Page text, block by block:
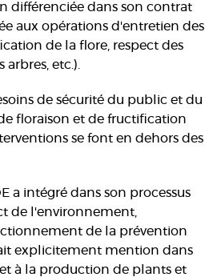
différenciée dans son contrat
aux opérations d'entretien des
de la flore, respect des
etc.).
de sécurité du public et du
floraison et de fructification
se font en dehors des
a intégré dans son processus
de l'environnement,
de la prévention
explicitement mention dans
à la production de plants et